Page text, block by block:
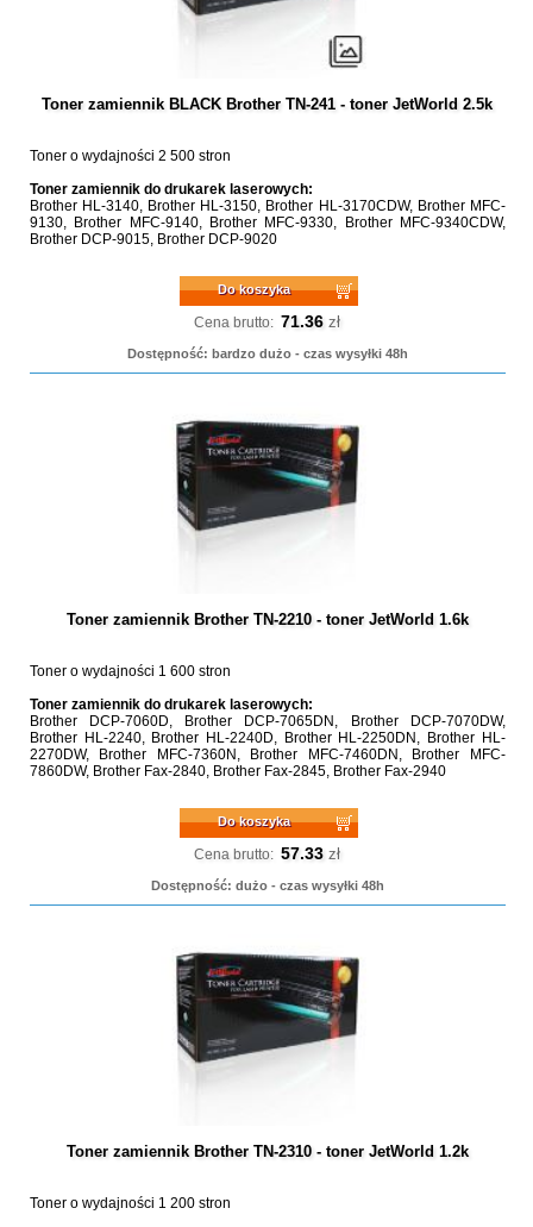
Toner zamiennik BLACK Brother TN-241 - toner JetWorld 2.5k
Toner o wydajności 2 500 stron
Toner zamiennik do drukarek laserowych:
Brother HL-3140, Brother HL-3150, Brother HL-3170CDW, Brother MFC-
9130, Brother MFC-9140, Brother MFC-9330, Brother MFC-9340CDW,
Brother DCP-9015, Brother DCP-9020
Do koszyka
Cena brutto: 71.36 zł
Dostępność: bardzo dużo - czas wysyłki 48h
Toner zamiennik Brother TN-2210 - toner JetWorld 1.6k
Toner o wydajności 1 600 stron
Toner zamiennik do drukarek laserowych:
Brother DCP-7060D, Brother DCP-7065DN, Brother DCP-7070DW,
Brother HL-2240, Brother HL-2240D, Brother HL-2250DN, Brother HL-
2270DW, Brother MFC-7360N, Brother MFC-7460DN, Brother MFC-
7860DW, Brother Fax-2840, Brother Fax-2845, Brother Fax-2940
Do koszyka
Cena brutto: 57.33 zł
Dostępność: dużo - czas wysyłki 48h
Toner zamiennik Brother TN-2310 - toner JetWorld 1.2k
Toner o wydajności 1 200 stron